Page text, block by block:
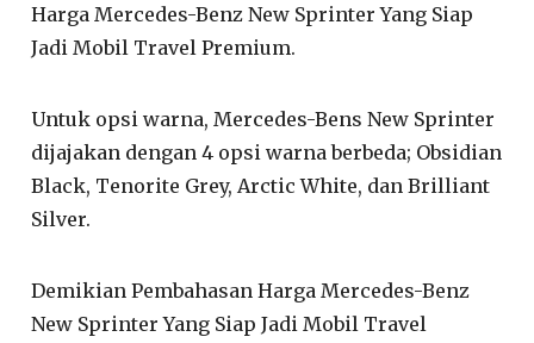
Harga Mercedes-Benz New Sprinter Yang Siap
Jadi Mobil Travel Premium.
Untuk opsi warna, Mercedes-Bens New Sprinter
dijajakan dengan 4 opsi warna berbeda; Obsidian
Black, Tenorite Grey, Arctic White, dan Brilliant
Silver.
Demikian Pembahasan Harga Mercedes-Benz
New Sprinter Yang Siap Jadi Mobil Travel